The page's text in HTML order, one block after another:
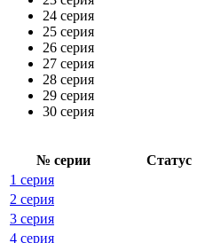
24 серия
25 серия
26 серия
27 серия
28 серия
29 серия
30 серия
№ се­рии Ста­тус
1 серия
2 серия
3 серия
4 серия